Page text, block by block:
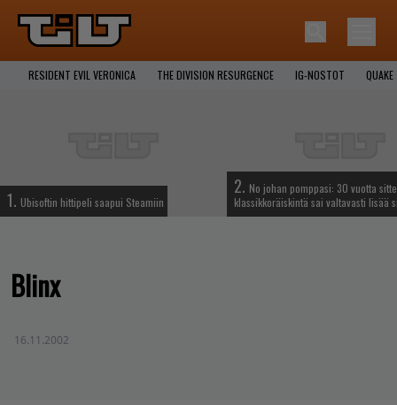
RESIDENT EVIL VERONICA THE DIVISION RESURGENCE IG-NOSTOT QUAKE
1. Ubisoftin hittipeli saapui Steamiin
2. No johan pomppasi: 30 vuotta
klassikkoräiskintä sai valtavasti lisää
Blinx
16.11.2002